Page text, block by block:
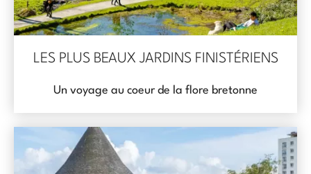
LES PLUS BEAUX JARDINS FINISTÉRIENS
Un voyage au coeur de la flore bretonne